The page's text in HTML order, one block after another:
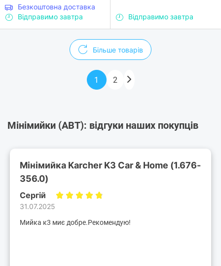
Безкоштовна доставка
Відправимо завтра
Відправимо завтра
Більше товарів
1 2
Мінімийки (АВТ): відгуки наших покупців
Мінімийка Karcher K3 Car & Home (1.676-
356.0)
Сергій
31.07.2025
Мийка к3 миє добре.Рекомендую!